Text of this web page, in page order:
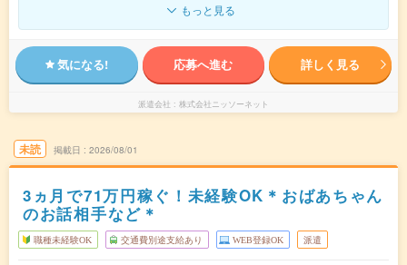
もっと見る
気になる! 応募へ進む 詳しく見る
派遣会社 株式会社ニッソーネット
未読 掲載日 2026/08/01
3ヵ月で71万円稼ぐ！未経験OK＊おばあちゃん
のお話相手など＊
職種未経験OK 交通費別途支給あり WEB登録OK 派遣